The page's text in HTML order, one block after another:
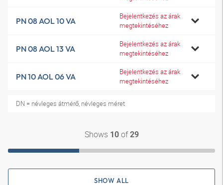
PN 08 AOL 10 VA
Bejelentkezés az árak
megtekintéséhez
PN 08 AOL 13 VA
Bejelentkezés az árak
megtekintéséhez
PN 10 AOL 06 VA
Bejelentkezés az árak
megtekintéséhez
DN = névleges átmérő, névleges méret
Shows 10of29
SHOW ALL